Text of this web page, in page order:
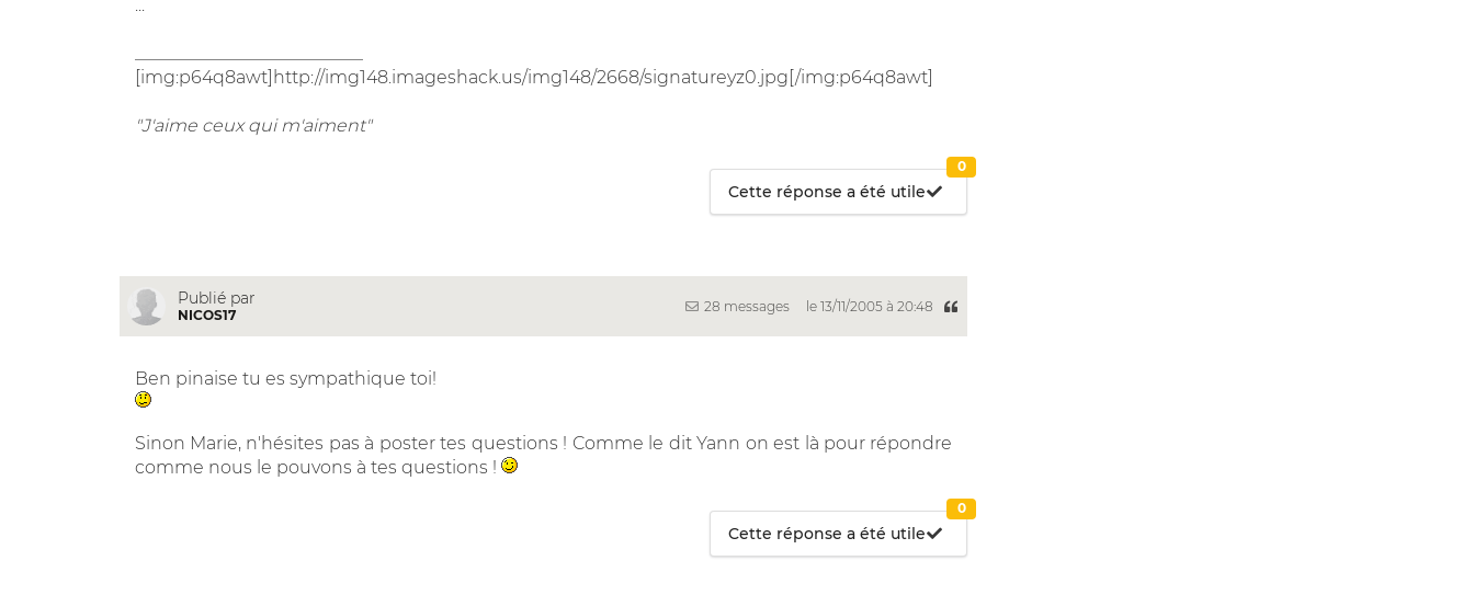
[img:p64q8awt]http://img148.imageshack.us/img148/2668/signatureyz0.jpg[/img:p64q8awt]
"J'aime ceux qui m'aiment"
Cette réponse a été utile
0
Publié par
NICOS17
28 messages le 13/11/2005 à 20:48
Ben pinaise tu es sympathique toi!
Sinon Marie, n'hésites pas à poster tes questions ! Comme le dit Yann on est là pour répondre
comme nous le pouvons à tes questions !
Cette réponse a été utile
0